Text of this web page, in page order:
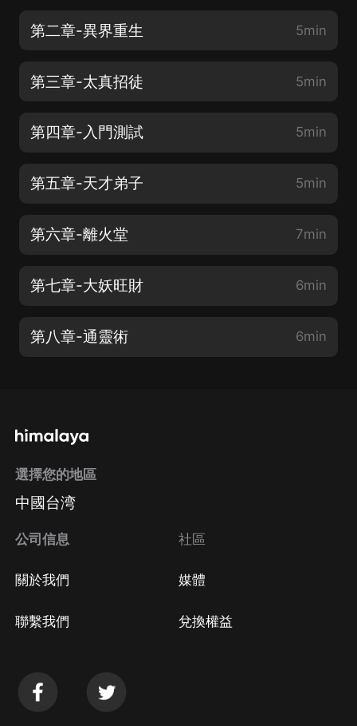
第二章-異界重生 5min
第三章-太真招徒 5min
第四章-入門測試 5min
第五章-天才弟子 5min
第六章-離火堂 7min
第七章-大妖旺財 6min
第八章-通靈術 6min
選擇您的地區
中國台湾
公司信息
關於我們
聯繫我們
社區
媒體
兌換權益